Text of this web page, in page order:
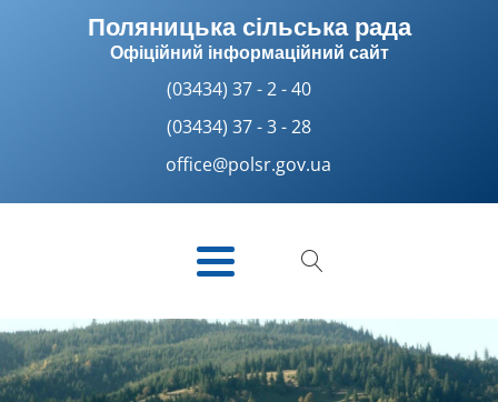
Поляницька сільська рада
Офіційний інформаційний сайт
(03434) 37 - 2 - 40
(03434) 37 - 3 - 28
office@polsr.gov.ua